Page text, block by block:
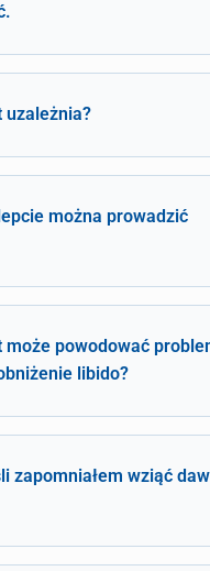
uzależnia?
można prowadzić
może powodować
libido?
zapomniałem wziąć